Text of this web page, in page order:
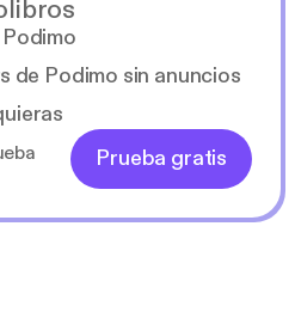
de Podimo sin anuncios
Prueba gratis